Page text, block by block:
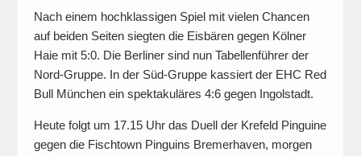
Nach einem hochklassigen Spiel mit vielen Chancen
auf beiden Seiten siegten die Eisbären gegen Kölner
Haie mit 5:0. Die Berliner sind nun Tabellenführer der
Nord-Gruppe. In der Süd-Gruppe kassiert der EHC Red
Bull München ein spektakuläres 4:6 gegen Ingolstadt.
Heute folgt um 17.15 Uhr das Duell der Krefeld Pinguine
gegen die Fischtown Pinguins Bremerhaven, morgen